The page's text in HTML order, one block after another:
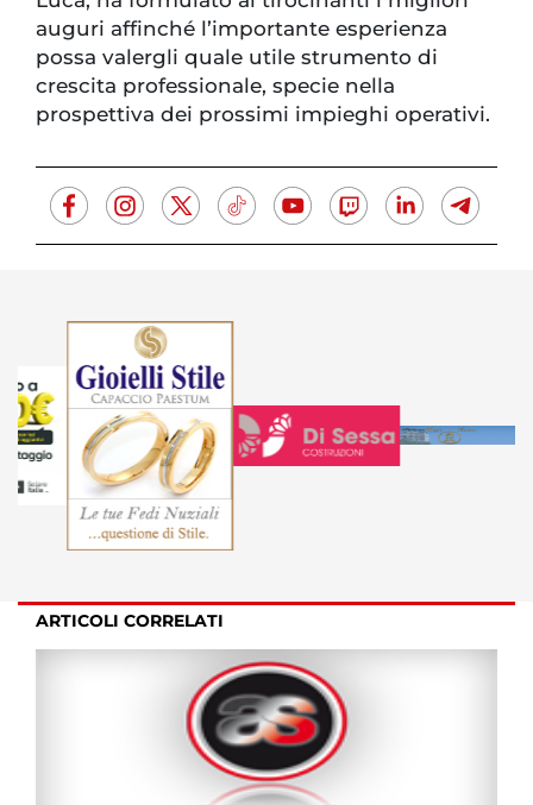
auguri affinché l’importante esperienza
possa valergli quale utile strumento di
crescita professionale, specie nella
prospettiva dei prossimi impieghi operativi.
ARTICOLI CORRELATI